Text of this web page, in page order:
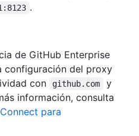
.
de GitHub Enterprise
configuración del proxy
con
github.com y
información, consulta
para